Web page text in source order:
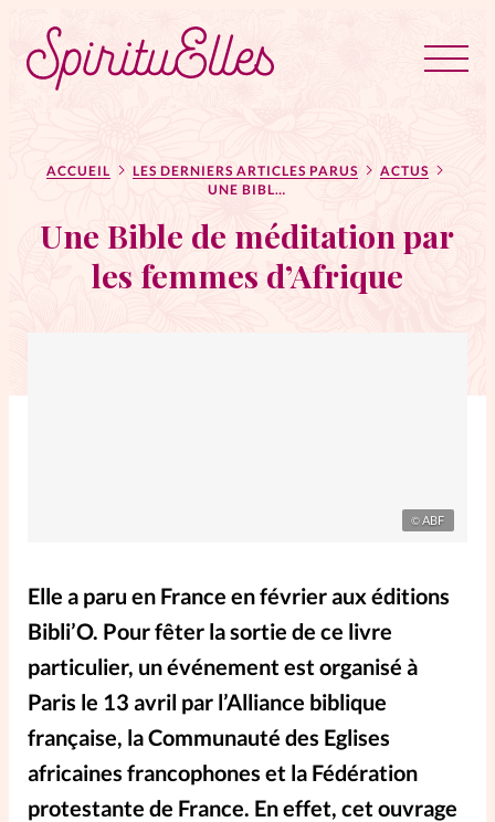
Tous les articles
Actus
Actus au féminin
Entre4yeux
L'anecdote
La Bible au féminin
Lifestyle
Littérature
PersonnElles
ACCUEIL LES DERNIERS ARTICLES PARUS
ACTUS
UNE BIBLE DE MÉDITATION PAR LES FEMMES D’AFRIQUE
Une Bible de méditation par
les femmes d’Afrique
©ABF
Elle a paru en France en février aux éditions
Bibli’O. Pour fêter la sortie de ce livre
particulier, un événement est organisé à
Paris le 13 avril par l’Alliance biblique
française, la Communauté des Eglises
africaines francophones et la Fédération
protestante de France. En effet, cet ouvrage